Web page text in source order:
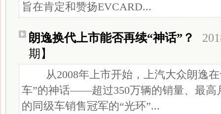
旨在肯定和赞扬EVCARD...
朗逸换代上市能否再续“神话”？
期】
从2008年上市开始，上汽大众朗逸在
车”的神话——超过350万辆的销量、最高
的同级车销售冠军的“光环”...